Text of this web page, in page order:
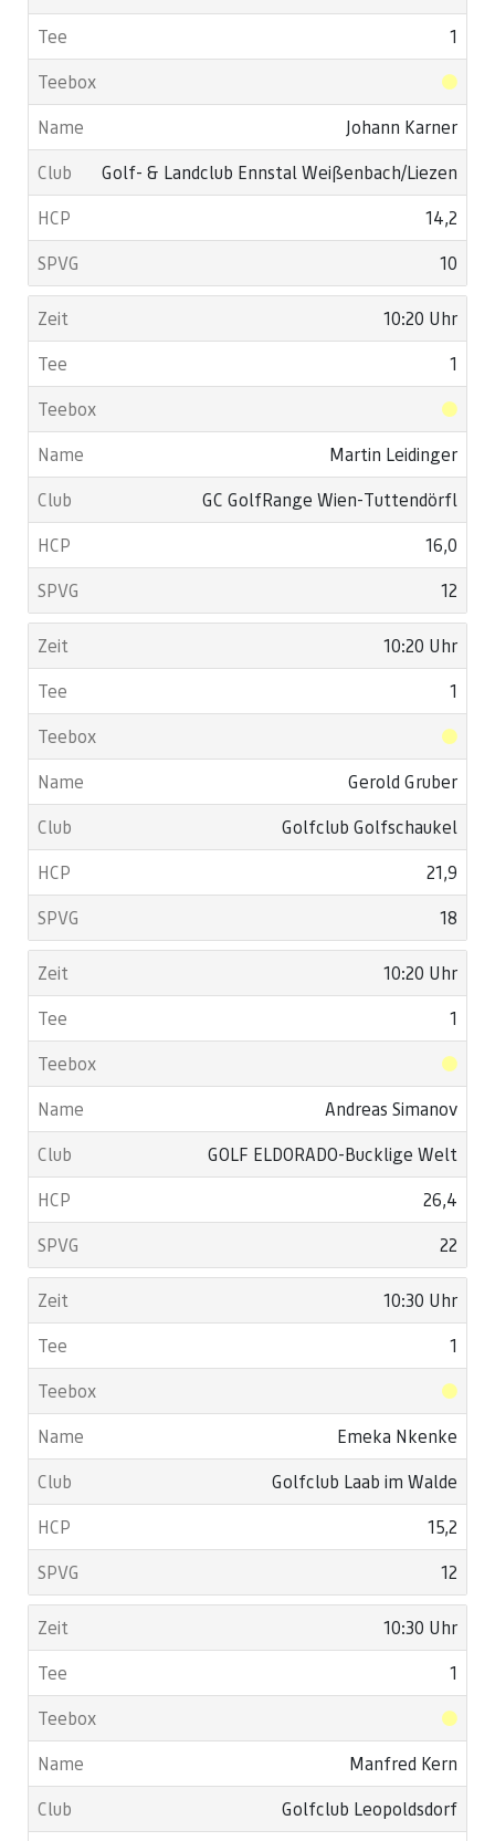
1
Johann Karner
Golf- & Landclub Ennstal Weißenbach/Liezen
14,2
10
10:20 Uhr
1
Martin Leidinger
GC GolfRange Wien-Tuttendörfl
16,0
12
10:20 Uhr
1
Gerold Gruber
Golfclub Golfschaukel
21,9
18
10:20 Uhr
1
Andreas Simanov
GOLF ELDORADO-Bucklige Welt
26,4
22
10:30 Uhr
1
Emeka Nkenke
Golfclub Laab im Walde
15,2
12
10:30 Uhr
1
Manfred Kern
Golfclub Leopoldsdorf